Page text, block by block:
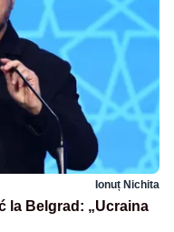
Ionuț Nichita
la Belgrad: „Ucraina